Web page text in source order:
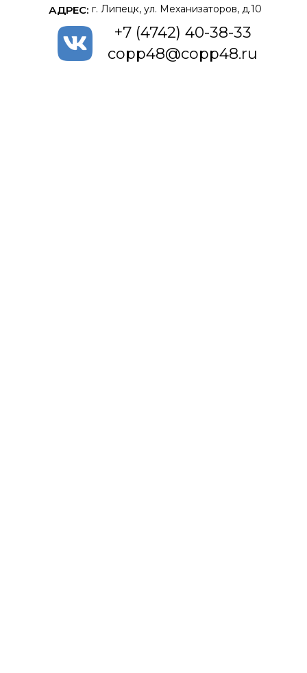
+7 (4742) 40-38-33
copp48@copp48.ru
г. Липецк, ул. Механизаторов, д.10
АДРЕС: